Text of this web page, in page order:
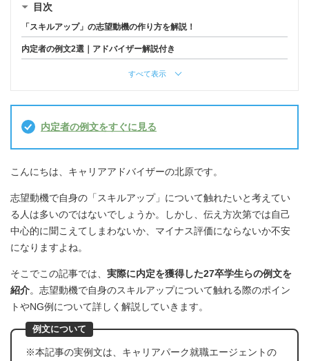
目次
「スキルアップ」の志望動機の作り方を解説！
内定者の例文2選｜アドバイザー解説付き
すべて表示
内定者の例文をすぐに見る
こんにちは、キャリアアドバイザーの北原です。
志望動機で自身の「スキルアップ」について触れたいと考えてい
る人は多いのではないでしょうか。しかし、伝え方次第では自己
中心的に聞こえてしまわないか、マイナス評価にならないか不安
になりますよね。
そこでこの記事では、 実際に内定を獲得した27卒学生らの例文を
紹介。志望動機で自身のスキルアップについて触れる際のポイン
トやNG例について詳しく解説していきます。
例文について
※本記事の実例文は、キャリアパーク就職エージェントの